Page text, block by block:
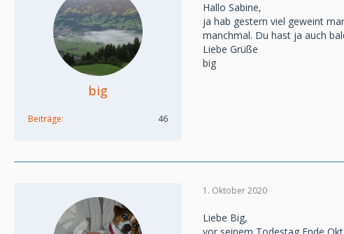
big
Beiträge 46
Hallo Sabine,
ja hab gestern viel geweint
manchmal. Du hast ja auch
Liebe Grüße
big
1. Oktober 2020
Liebe Big,